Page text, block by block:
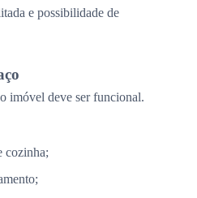
e possibilidade de
imóvel deve ser funcional.
cozinha;